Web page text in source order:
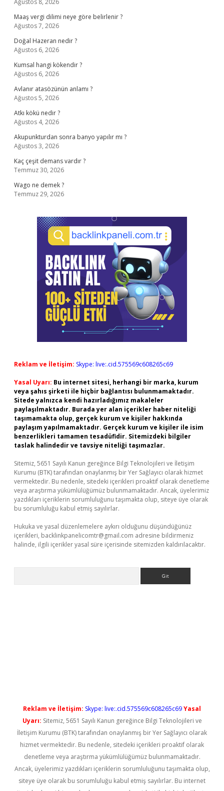
Ağustos 8, 2026
Maaş vergi dilimi neye göre belirlenir ?
Ağustos 7, 2026
Doğal Hazeran nedir ?
Ağustos 6, 2026
Kumsal hangi kökendir ?
Ağustos 6, 2026
Avlanır atasözünün anlamı ?
Ağustos 5, 2026
Atkı kökü nedir ?
Ağustos 4, 2026
Akupunkturdan sonra banyo yapılır mı ?
Ağustos 3, 2026
Kaç çeşit demans vardır ?
Temmuz 30, 2026
Wago ne demek ?
Temmuz 29, 2026
Reklam ve İletişim: Skype: live:.cid.575569c608265c69
Yasal Uyarı: Bu internet sitesi, herhangi bir marka, kurum
veya şahıs şirketi ile hiçbir bağlantısı bulunmamaktadır.
Sitede yalnızca kendi hazırladığımız makaleler
paylaşılmaktadır. Burada yer alan içerikler haber niteliği
taşımamakta olup, gerçek kurum ve kişiler hakkında
paylaşım yapılmamaktadır. Gerçek kurum ve kişiler ile isim
benzerlikleri tamamen tesadüfidir. Sitemizdeki bilgiler
taslak halindedir ve tavsiye niteliği taşımazlar.
Sitemiz, 5651 Sayılı Kanun gereğince Bilgi Teknolojileri ve İletişim
Kurumu (BTK) tarafından onaylanmış bir Yer Sağlayıcı olarak hizmet
vermektedir. Bu nedenle, sitedeki içerikleri proaktif olarak denetleme
veya araştırma yükümlülüğümüz bulunmamaktadır. Ancak, üyelerimiz
yazdıkları içeriklerin sorumluluğunu taşımakta olup, siteye üye olarak
bu sorumluluğu kabul etmiş sayılırlar.
Hukuka ve yasal düzenlemelere aykırı olduğunu düşündüğünüz
içerikleri, backlinkpanelicomtr@gmail.com adresine bildirmeniz
halinde, ilgili içerikler yasal süre içerisinde sitemizden kaldırılacaktır.
Reklam ve İletişim: Skype: live:.cid.575569c608265c69Yasal
Uyarı: Sitemiz, 5651 Sayılı Kanun gereğince Bilgi Teknolojileri ve
İletişim Kurumu (BTK) tarafından onaylanmış bir Yer Sağlayıcı olarak
hizmet vermektedir. Bu nedenle, sitedeki içerikleri proaktif olarak
denetleme veya araştırma yükümlülüğümüz bulunmamaktadır.
Ancak, üyelerimiz yazdıkları içeriklerin sorumluluğunu taşımakta olup,
siteye üye olarak bu sorumluluğu kabul etmiş sayılırlar. Bu internet